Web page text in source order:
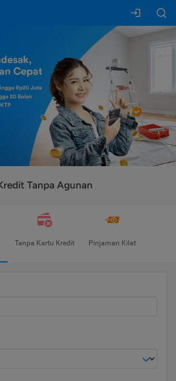
Tanpa Agunan
Tanpa Kartu Kredit Pinjaman Kilat